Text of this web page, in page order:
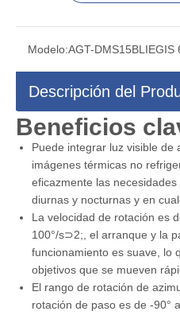
Modelo:AGT-DMS15BLIEGIS
Descripción del
Beneficios
Puede integrar luz visible de
imágenes térmicas no
eficazmente las
diurnas y nocturnas y en
La velocidad de rotación es
100°/s⊃2;, el arranque y la
funcionamiento es suave, lo
objetivos que se mueven
El rango de rotación de
rotación de paso es de -90°